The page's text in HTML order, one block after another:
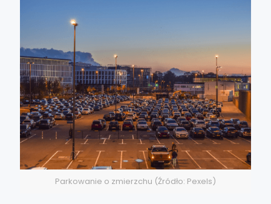
Parkowanie o zmierzchu (Źródło: Pexels)